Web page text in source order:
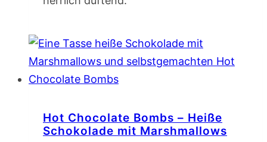
Hot Chocolate Bombs – Heiße
Schokolade mit Marshmallows